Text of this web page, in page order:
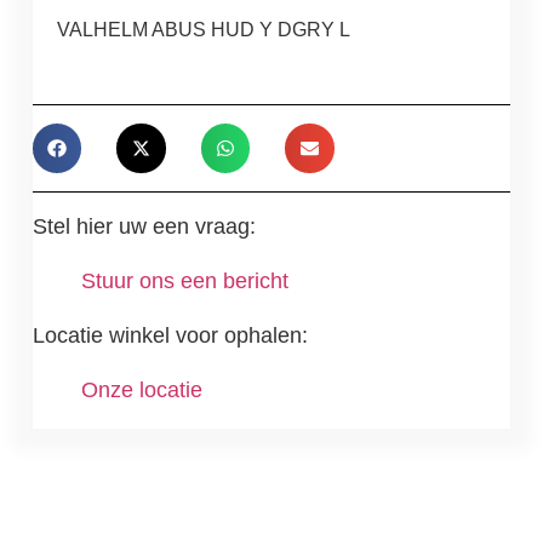
VALHELM ABUS HUD Y DGRY L
Stel hier uw een vraag:
Stuur ons een bericht
Locatie winkel voor ophalen:
Onze locatie